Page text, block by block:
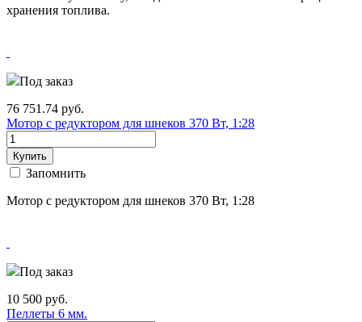
хранения топлива.
Под заказ
76 751.74 руб.
Мотор с редуктором для шнеков 370 Вт, 1:28
Купить
Запомнить
Мотор с редуктором для шнеков 370 Вт, 1:28
Под заказ
10 500 руб.
Пеллеты 6 мм.